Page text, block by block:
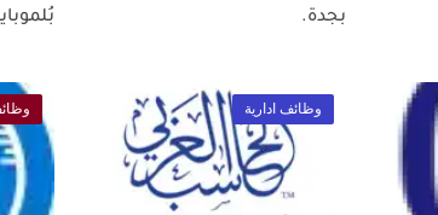
بجدة.
وظائف ادارية